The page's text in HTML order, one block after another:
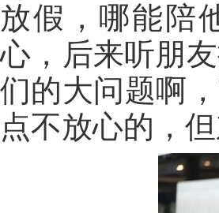
放假，哪能陪
心，后来听朋
们的大问题啊
点不放心的，